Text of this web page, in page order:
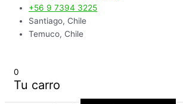
+56 9 7394 3225
Santiago, Chile
Temuco, Chile
0
Tu carro